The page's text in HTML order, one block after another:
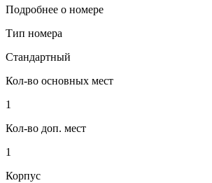
Подробнее о номере
Тип номера
Стандартный
Кол-во основных мест
1
Кол-во доп. мест
1
Корпус